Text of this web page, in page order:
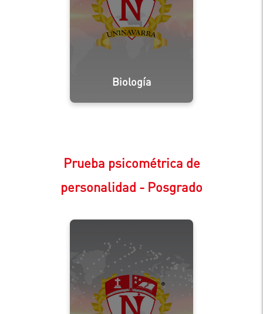
Biología
Prueba psicométrica de
personalidad - Posgrado